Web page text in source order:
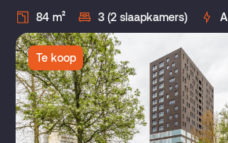
84 m²
3 (2 slaapkamers) A
Te koop